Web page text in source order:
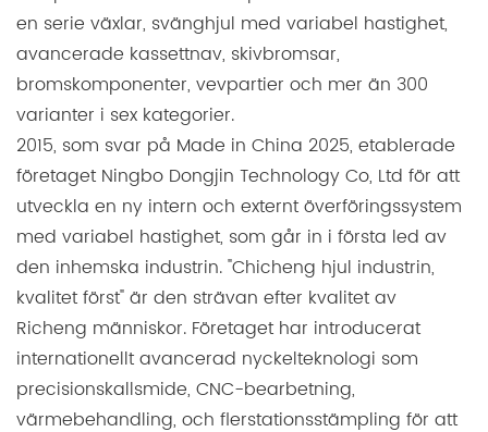
en serie växlar, svänghjul med variabel hastighet,
avancerade kassettnav, skivbromsar,
bromskomponenter, vevpartier och mer än 300
varianter i sex kategorier.
2015, som svar på Made in China 2025, etablerade
företaget Ningbo Dongjin Technology Co, Ltd för att
utveckla en ny intern och externt överföringssystem
med variabel hastighet, som går in i första led av
den inhemska industrin. "Chicheng hjul industrin,
kvalitet först" är den strävan efter kvalitet av
Richeng människor. Företaget har introducerat
internationellt avancerad nyckelteknologi som
precisionskallsmide, CNC-bearbetning,
värmebehandling, och flerstationsstämpling för att